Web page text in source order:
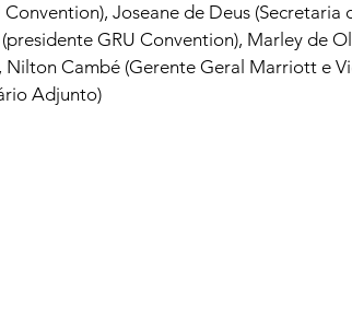
Joseane de Deus
GRU Convention), Marley de
Cambé (Gerente Geral Marriott e
Adjunto)